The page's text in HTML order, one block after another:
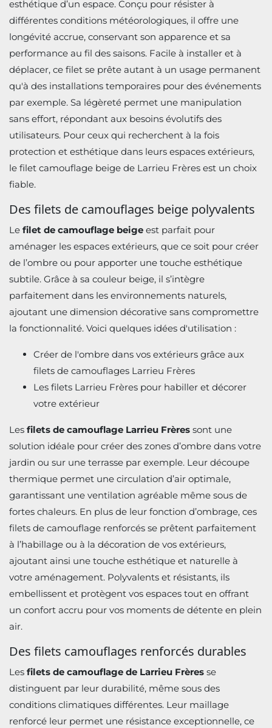
esthétique d’un espace. Conçu pour résister à
différentes conditions météorologiques, il offre une
longévité accrue, conservant son apparence et sa
performance au fil des saisons. Facile à installer et à
déplacer, ce filet se prête autant à un usage permanent
qu'à des installations temporaires pour des événements
par exemple. Sa légèreté permet une manipulation
sans effort, répondant aux besoins évolutifs des
utilisateurs. Pour ceux qui recherchent à la fois
protection et esthétique dans leurs espaces extérieurs,
le filet camouflage beige de Larrieu Frères est un choix
fiable.
Des filets de camouflages beige polyvalents
Le filet de camouflage beige est parfait pour
aménager les espaces extérieurs, que ce soit pour créer
de l’ombre ou pour apporter une touche esthétique
subtile. Grâce à sa couleur beige, il s’intègre
parfaitement dans les environnements naturels,
ajoutant une dimension décorative sans compromettre
la fonctionnalité. Voici quelques idées d'utilisation :
Créer de l'ombre dans vos extérieurs grâce aux
filets de camouflages Larrieu Frères
Les filets Larrieu Frères pour habiller et décorer
votre extérieur
Les filets de camouflage Larrieu Frères sont une
solution idéale pour créer des zones d’ombre dans votre
jardin ou sur une terrasse par exemple. Leur découpe
thermique permet une circulation d’air optimale,
garantissant une ventilation agréable même sous de
fortes chaleurs. En plus de leur fonction d’ombrage, ces
filets de camouflage renforcés se prêtent parfaitement
à l’habillage ou à la décoration de vos extérieurs,
ajoutant ainsi une touche esthétique et naturelle à
votre aménagement. Polyvalents et résistants, ils
embellissent et protègent vos espaces tout en offrant
un confort accru pour vos moments de détente en plein
air.
Des filets camouflages renforcés durables
Les filets de camouflage de Larrieu Frères se
distinguent par leur durabilité, même sous des
conditions climatiques différentes. Leur maillage
renforcé leur permet une résistance exceptionnelle, ce